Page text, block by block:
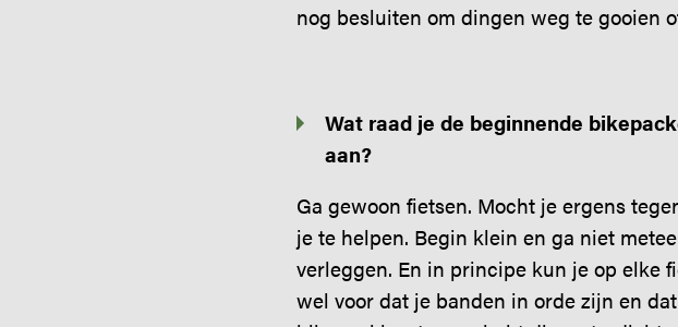
nog besluiten om dingen weg te gooien
Wat raad je de beginnende
aan?
Ga gewoon fietsen. Mocht je ergens
je te helpen. Begin klein en ga niet
verleggen. En in principe kun je op elke
wel voor dat je banden in orde zijn en